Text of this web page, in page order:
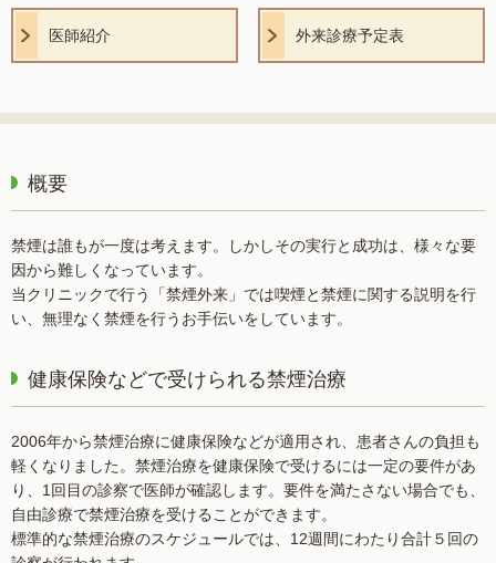
医師紹介 外来診療予定表
概要
禁煙は誰もが一度は考えます。しかしその実行と成功は、様々な要
因から難しくなっています。
当クリニックで行う「禁煙外来」では喫煙と禁煙に関する説明を行
い、無理なく禁煙を行うお手伝いをしています。
健康保険などで受けられる禁煙治療
2006年から禁煙治療に健康保険などが適用され、患者さんの負担も
軽くなりました。禁煙治療を健康保険で受けるには一定の要件があ
り、1回目の診察で医師が確認します。要件を満たさない場合でも、
自由診療で禁煙治療を受けることができます。
標準的な禁煙治療のスケジュールでは、12週間にわたり合計５回の